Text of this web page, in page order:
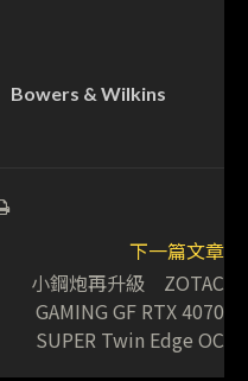
Bowers & Wilkins
下一篇文章
小鋼炮再升級 ZOTAC
GAMING GF RTX 4070
SUPER Twin Edge OC